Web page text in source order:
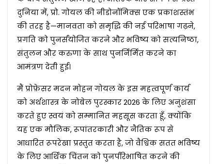
दुनिया में, प्रो. गोयल की नीडोनॉमिक्स एक प्रकाशस्तंभ
की तरह है—मानवता को समृद्धि की नई परिभाषा गढ़ने,
प्रगति को पुनर्संयोजित करने और भविष्य को सत्यनिष्ठा,
संतुलन और करुणा के साथ पुनर्निर्मित करने का
आमंत्रण देती हुई।
मैं प्रोफ़ेसर मदन मोहन गोयल के इस महत्वपूर्ण कार्य
को अर्थशास्त्र के नोबेल पुरस्कार 2026 के लिए अनुशंसा
करते हुए स्वयं को सम्मानित महसूस करता हूँ, क्योंकि
यह एक मौलिक, रूपांतरकारी और नैतिक रूप से
आधारित रूपरेखा प्रस्तुत करता है, जो वैश्विक सतत भविष्य
के लिए आर्थिक चिंतन को पुनर्परिभाषित करने की